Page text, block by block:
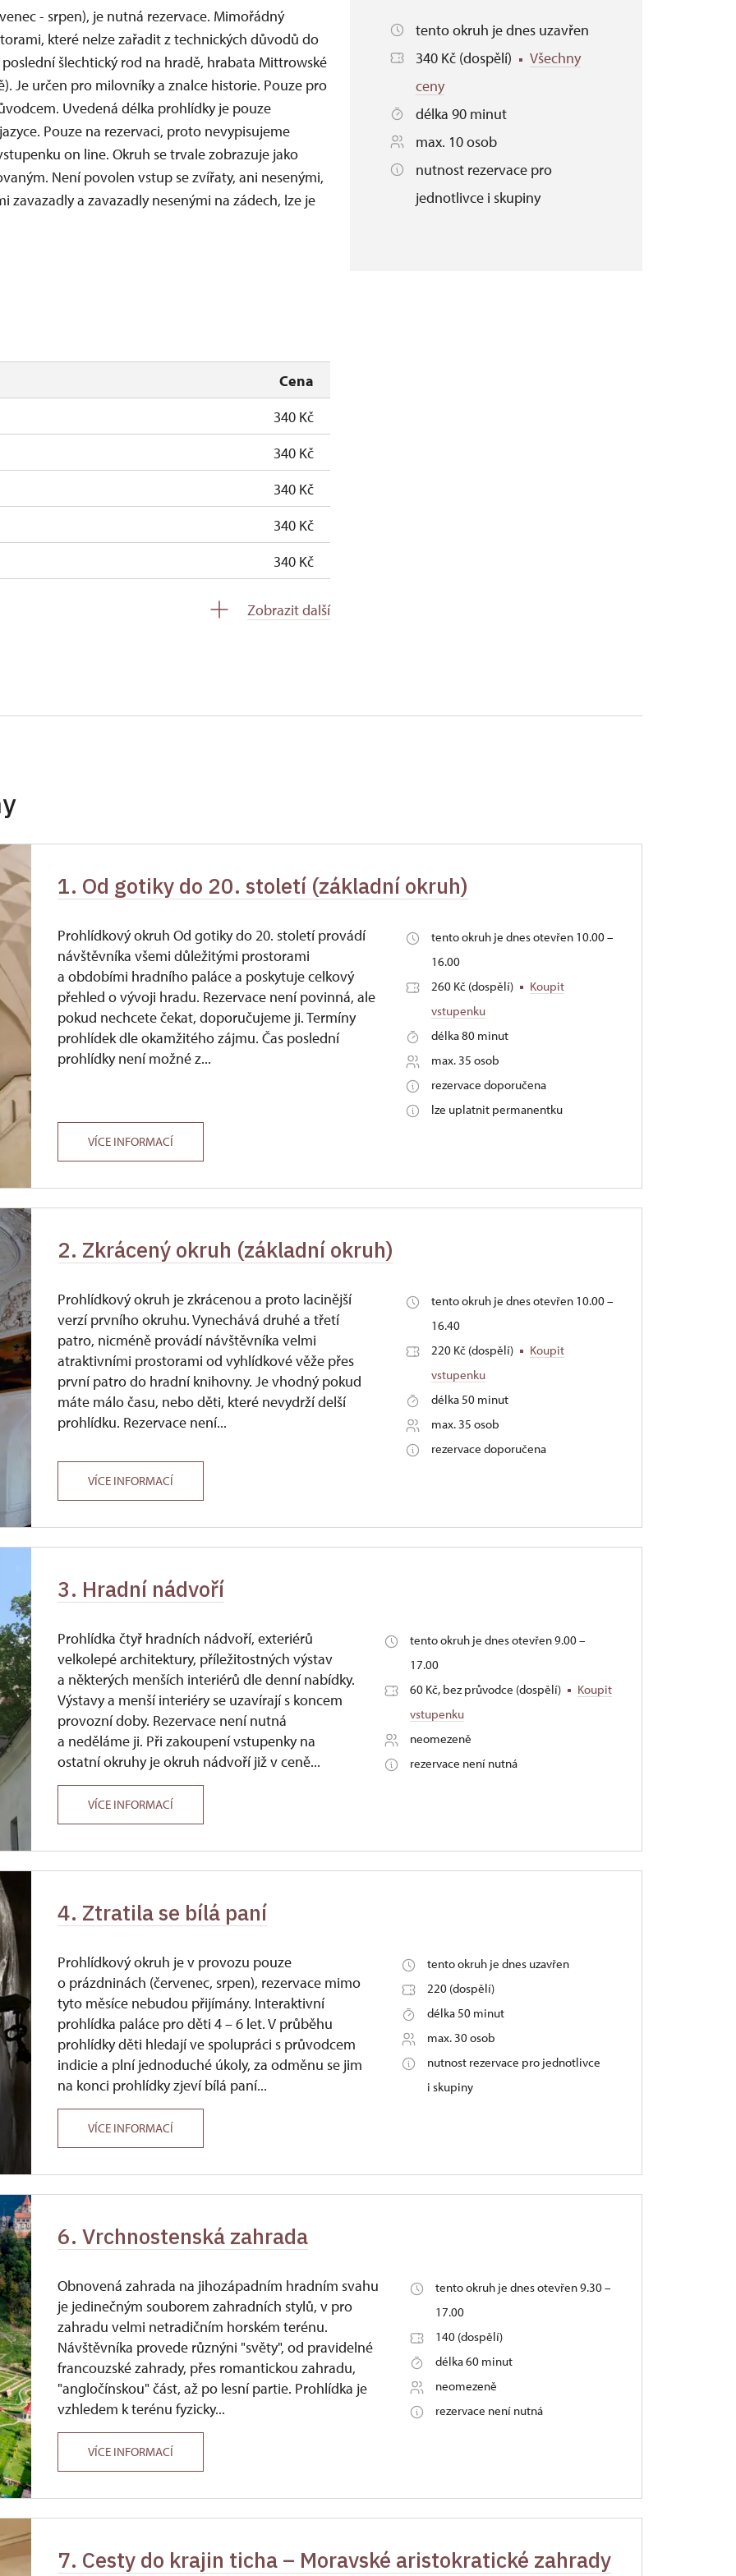
- srpen), je nutná rezervace. Mimořádný
které nelze zařadit z technických důvodů do
šlechtický rod na hradě, hrabata Mittrowské
Je určen pro milovníky a znalce historie. Pouze pro
Uvedená délka prohlídky je pouze
Pouze na rezervaci, proto nevypisujeme
on line. Okruh se trvale zobrazuje jako
Není povolen vstup se zvířaty, ani nesenými,
zavazadly a zavazadly nesenými na zádech, lze je
Cena
340 Kč
340 Kč
340 Kč
340 Kč
340 Kč
neposkytuje se
neposkytuje se
Zobrazit další
tento okruh je dnes uzavřen
340 Kč (dospělí)
Všechny
ceny
délka 90 minut
max. 10 osob
nutnost rezervace pro
jednotlivce i skupiny
1. Od gotiky do 20. století (základní okruh)
Prohlídkový okruh Od gotiky do 20. století provádí
návštěvníka všemi důležitými prostorami
a obdobími hradního paláce a poskytuje celkový
přehled o vývoji hradu. Rezervace není povinná, ale
pokud nechcete čekat, doporučujeme ji. Termíny
prohlídek dle okamžitého zájmu. Čas poslední
prohlídky není možné z...
tento okruh je dnes otevřen 10.00 –
16.00
260 Kč (dospělí)
Koupit
vstupenku
délka 80 minut
max. 35 osob
rezervace doporučena
lze uplatnit permanentku
VÍCE INFORMACÍ
2. Zkrácený okruh (základní okruh)
Prohlídkový okruh je zkrácenou a proto lacinější
verzí prvního okruhu. Vynechává druhé a třetí
patro, nicméně provádí návštěvníka velmi
atraktivními prostorami od vyhlídkové věže přes
první patro do hradní knihovny. Je vhodný pokud
máte málo času, nebo děti, které nevydrží delší
prohlídku. Rezervace není...
tento okruh je dnes otevřen 10.00 –
16.40
220 Kč (dospělí)
Koupit
vstupenku
délka 50 minut
max. 35 osob
rezervace doporučena
VÍCE INFORMACÍ
3. Hradní nádvoří
Prohlídka čtyř hradních nádvoří, exteriérů
velkolepé architektury, příležitostných výstav
a některých menších interiérů dle denní nabídky.
Výstavy a menší interiéry se uzavírají s koncem
provozní doby. Rezervace není nutná
a neděláme ji. Při zakoupení vstupenky na
ostatní okruhy je okruh nádvoří již v ceně...
tento okruh je dnes otevřen 9.00 –
17.00
60 Kč, bez průvodce (dospělí)
Koupit
vstupenku
neomezeně
rezervace není nutná
VÍCE INFORMACÍ
4. Ztratila se bílá paní
Prohlídkový okruh je v provozu pouze
o prázdninách (červenec, srpen), rezervace mimo
tyto měsíce nebudou přijímány. Interaktivní
prohlídka paláce pro děti 4 – 6 let. V průběhu
prohlídky děti hledají ve spolupráci s průvodcem
indicie a plní jednoduché úkoly, za odměnu se jim
na konci prohlídky zjeví bílá paní...
tento okruh je dnes uzavřen
220 (dospělí)
délka 50 minut
max. 30 osob
nutnost rezervace pro jednotlivce
i skupiny
VÍCE INFORMACÍ
6. Vrchnostenská zahrada
Obnovená zahrada na jihozápadním hradním svahu
je jedinečným souborem zahradních stylů, v pro
zahradu velmi netradičním horském terénu.
Návštěvníka provede různýni "světy", od pravidelné
francouzské zahrady, přes romantickou zahradu,
"angločínskou" část, až po lesní partie. Prohlídka je
vzhledem k terénu fyzicky...
tento okruh je dnes otevřen 9.30 –
17.00
140 (dospělí)
délka 60 minut
neomezeně
rezervace není nutná
VÍCE INFORMACÍ
7. Cesty do krajin ticha – Moravské aristokratické zahrady